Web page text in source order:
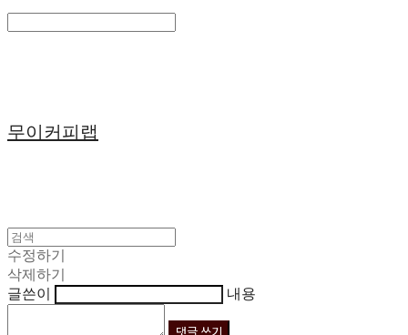
무이커피랩
수정하기
삭제하기
글쓴이
내용